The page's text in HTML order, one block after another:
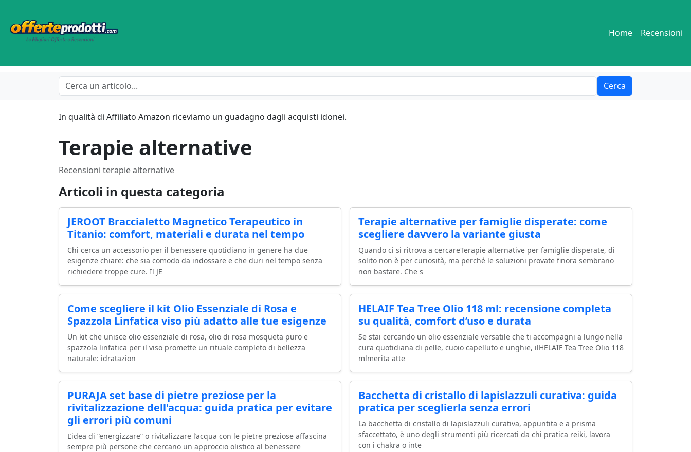
Home Recensioni
Cerca
In qualità di Affiliato Amazon riceviamo un guadagno dagli acquisti idonei.
Terapie alternative
Recensioni terapie alternative
Articoli in questa categoria
JEROOT Braccialetto Magnetico Terapeutico in
Titanio: comfort, materiali e durata nel tempo
Chi cerca un accessorio per il benessere quotidiano in genere ha due
esigenze chiare: che sia comodo da indossare e che duri nel tempo senza
richiedere troppe cure. Il JE
Terapie alternative per famiglie disperate: come
scegliere davvero la variante giusta
Quando ci si ritrova a cercareTerapie alternative per famiglie disperate, di
solito non è per curiosità, ma perché le soluzioni provate finora sembrano
non bastare. Che s
Come scegliere il kit Olio Essenziale di Rosa e
Spazzola Linfatica viso più adatto alle tue esigenze
Un kit che unisce olio essenziale di rosa, olio di rosa mosqueta puro e
spazzola linfatica per il viso promette un rituale completo di bellezza
naturale: idratazion
HELAIF Tea Tree Olio 118 ml: recensione completa
su qualità, comfort d’uso e durata
Se stai cercando un olio essenziale versatile che ti accompagni a lungo nella
cura quotidiana di pelle, cuoio capelluto e unghie, ilHELAIF Tea Tree Olio 118
mlmerita atte
PURAJA set base di pietre preziose per la
rivitalizzazione dell'acqua: guida pratica per evitare
gli errori più comuni
L’idea di “energizzare” o rivitalizzare l’acqua con le pietre preziose affascina
sempre più persone che cercano un approccio olistico al benessere
Bacchetta di cristallo di lapislazzuli curativa: guida
pratica per sceglierla senza errori
La bacchetta di cristallo di lapislazzuli curativa, appuntita e a prisma
sfaccettato, è uno degli strumenti più ricercati da chi pratica reiki, lavora
con i chakra o inte